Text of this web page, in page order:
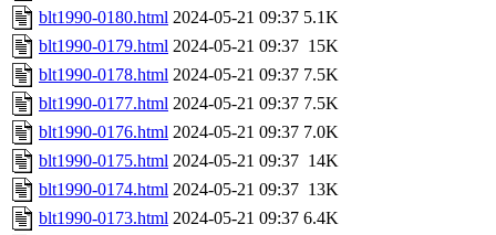
blt1990-0180.html 2024-05-21 09:37 5.1K
blt1990-0179.html 2024-05-21 09:37 15K
blt1990-0178.html 2024-05-21 09:37 7.5K
blt1990-0177.html 2024-05-21 09:37 7.5K
blt1990-0176.html 2024-05-21 09:37 7.0K
blt1990-0175.html 2024-05-21 09:37 14K
blt1990-0174.html 2024-05-21 09:37 13K
blt1990-0173.html 2024-05-21 09:37 6.4K